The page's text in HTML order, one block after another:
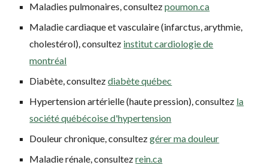
Maladies pulmonaires, consultezpoumon.ca
Maladie cardiaque et vasculaire (infarctus, arythmie,
cholestérol), consultez institut cardiologie de
montréal
Diabète, consultezdiabète québec
Hypertension artérielle (haute pression), consultez la
société québécoise d'hypertension
Douleur chronique, consultezgérer ma douleur
Maladie rénale, consultezrein.ca